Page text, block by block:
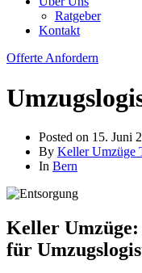
Ratgeber
Kontakt
Offerte Anfordern
Posted on 15. Juni
By Keller Umzüge
In Bern
Keller
für